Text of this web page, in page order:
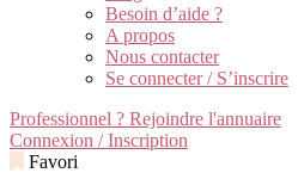
Besoin d’aide ?
A propos
Nous contacter
Se connecter / S’inscrire
Professionnel ? Rejoindre l'annuaire
Connexion / Inscription
Favori